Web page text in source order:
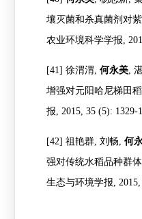
壤灭菌和杀真菌剂对
农业环境科学学报 ,
[41] 徐渭渭 何永美,
增强对元阳哈尼梯田稻
报 , 2015, 35 (5): 1329-
[42] 祖艳群, 刘畅 何
强对传统水稻品种群
生态与环境学报 ,